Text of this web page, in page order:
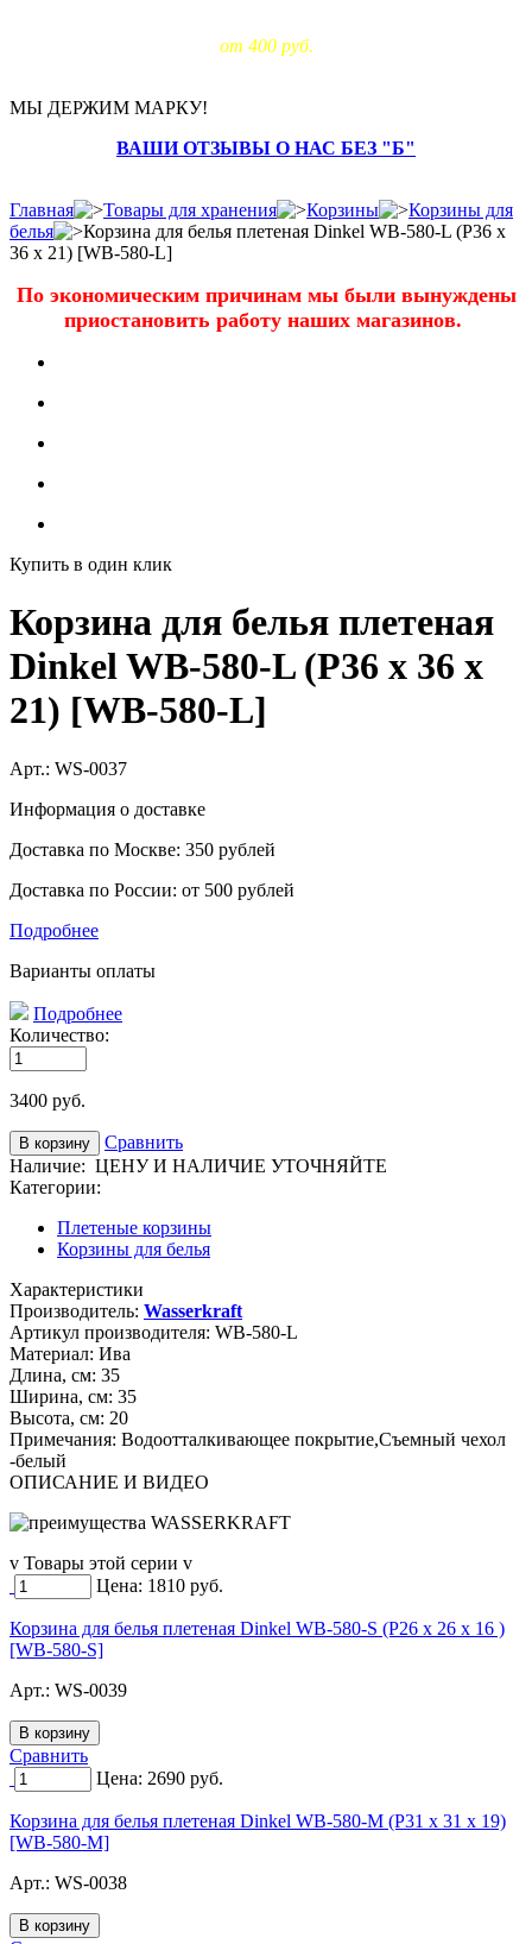
от 400 руб.
МЫ ДЕРЖИМ МАРКУ!
ВАШИ ОТЗЫВЫ О НАС БЕЗ "Б"
Главная Товары для хранения Корзины
Корзины для
белья
Корзина для белья плетеная Dinkel WB-580-L (Р36 х
36 х 21) [WB-580-L]
По экономическим причинам мы были вынуждены
приостановить работу наших магазинов.
Купить в один клик
Корзина для белья плетеная
Dinkel WB-580-L (Р36 х 36 х
21) [WB-580-L]
Арт.: WS-0037
Информация о доставке
Доставка по Москве: 350 рублей
Доставка по России: от 500 рублей
Подробнее
Варианты оплаты
Подробнее
Количество:
3400 руб.
Сравнить
Наличие: ЦЕНУ И НАЛИЧИЕ УТОЧНЯЙТЕ
Категории:
Плетеные корзины
Корзины для белья
Характеристики
Производитель: Wasserkraft
Артикул производителя: WB-580-L
Материал: Ива
Длина, см: 35
Ширина, см: 35
Высота, см: 20
Примечания: Водоотталкивающее покрытие,Съемный чехол
-белый
ОПИСАНИЕ И ВИДЕО
v Товары этой серии v
Цена: 1810 руб.
Корзина для белья плетеная Dinkel WB-580-S (Р26 х 26 х 16 )
[WB-580-S]
Арт.: WS-0039
Сравнить
Цена: 2690 руб.
Корзина для белья плетеная Dinkel WB-580-M (Р31 х 31 х 19)
[WB-580-M]
Арт.: WS-0038